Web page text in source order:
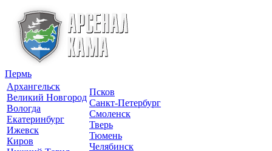
Пермь
Архангельск
Великий Новгород
Вологда
Екатеринбург
Ижевск
Киров
Псков
Санкт-Петербург
Смоленск
Тверь
Тюмень
Челябинск